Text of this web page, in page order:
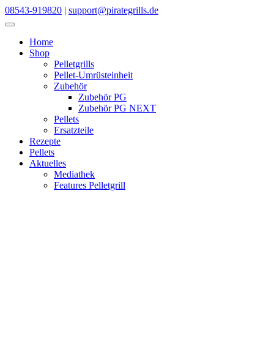
Skip
to
08543-919820 | support@pirategrills.de
Home
Shop
Pelletgrills
Pellet-Umrüsteinheit
Zubehör
Zubehör PG
Zubehör PG NEXT
Pellets
Ersatzteile
Rezepte
Pellets
Aktuelles
Mediathek
Features Pelletgrill